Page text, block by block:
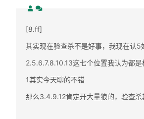
[8.ff]
其实现在验查杀不是好事，我现在认5
2.5.6.7.8.10.13这七个位置我认为都是
1其实今天聊的不错
那么3.4.9.12肯定开大量狼的，验查杀